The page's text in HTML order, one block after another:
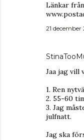
Länkar från
21
Jaa jag vill
1. Ren
2. 55-60
3. Jag
julfnatt.
Jag ska